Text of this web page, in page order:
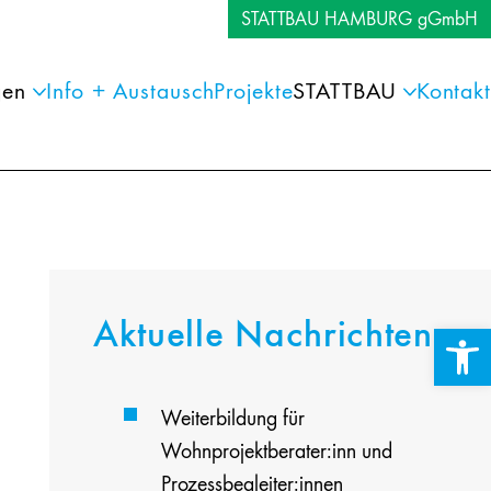
STATTBAU HAMBURG gGmbH
Info + AustauschProjekteSTATTBAU Kontakt
Aktuelle Nachrichten
Weiterbildung für
Wohnprojektberater:inn und
Prozessbegleiter:innen